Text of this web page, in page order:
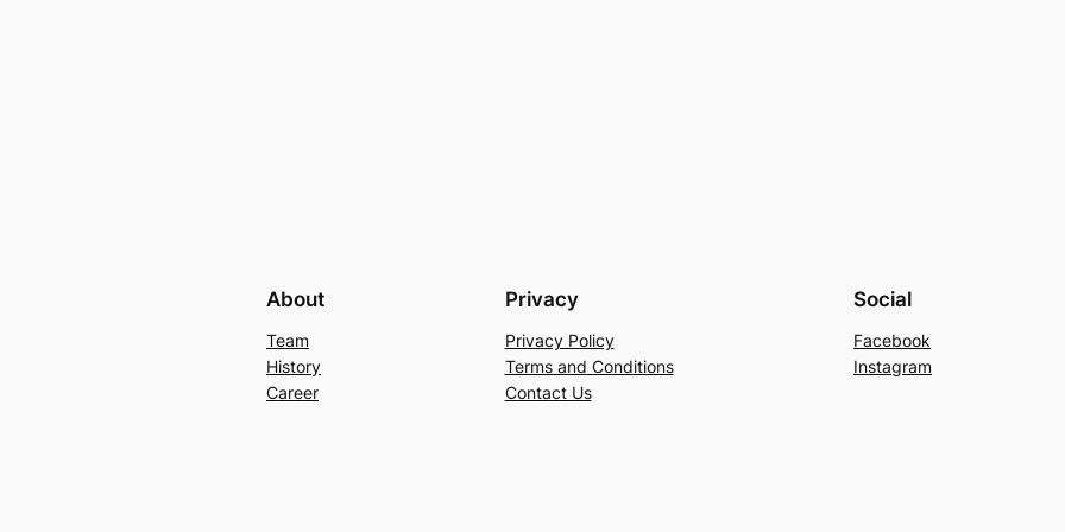
About
Team
History
Career
Privacy
Privacy Policy
Terms and Conditions
Contact Us
Social
Facebook
Instagram